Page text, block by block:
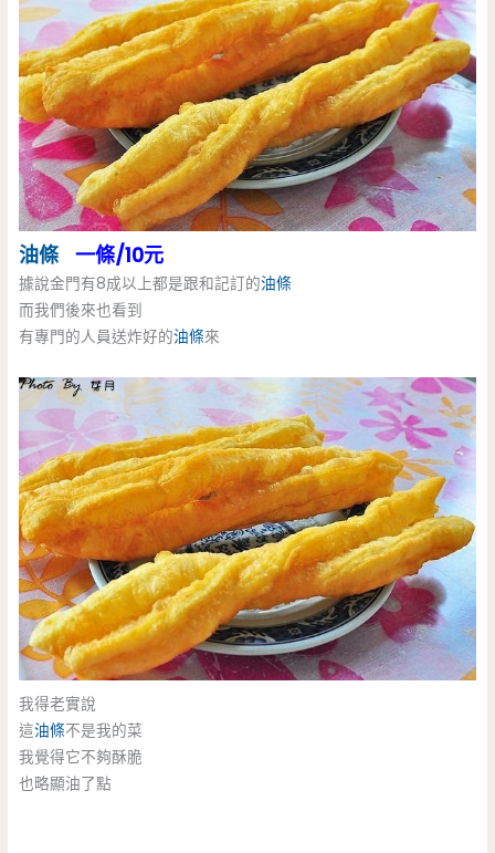
油條 一條/10元
據說金門有8成以上都是跟和記訂的油條
而我們後來也看到
有專門的人員送炸好的油條來
我得老實說
這油條不是我的菜
我覺得它不夠酥脆
也略顯油了點